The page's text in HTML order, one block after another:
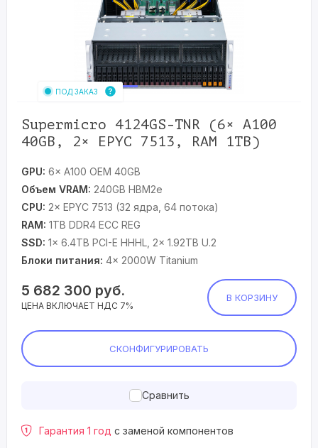
ПОД ЗАКАЗ
Supermicro 4124GS-TNR (6× A100
40GB, 2× EPYC 7513, RAM 1TB)
GPU: 6× A100 OEM 40GB
Объем VRAM: 240GB HBM2e
CPU: 2× EPYC 7513 (32 ядра, 64 потока)
RAM: 1TB DDR4 ECC REG
SSD: 1× 6.4TB PCI-E HHHL, 2× 1.92TB U.2
Блоки питания: 4× 2000W Titanium
5 682 300 руб.
ЦЕНА ВКЛЮЧАЕТ НДС 7%
В КОРЗИНУ
СКОНФИГУРИРОВАТЬ
Сравнить
Гарантия 1 год с заменой компонентов